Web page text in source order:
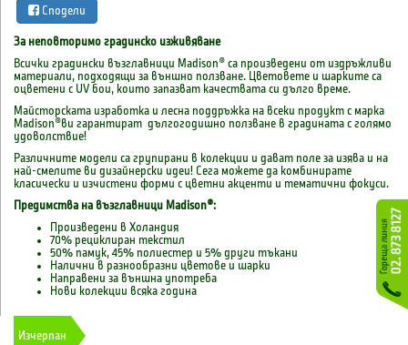
Сподели
За неповторимо градинско изживяване
Всички градински възглавници Madison® са произведени от издръжливи
материали, подходящи за външно ползване. Цветовете и шарките са
оцветени с UV бои, които запазват качествата си дълго време.
Майсторската изработка и лесна поддръжка на всеки продукт с марка
Madison®ви гарантират дългогодишно ползване в градината с голямо
удоволствие!
Различните модели са групирани в колекции и дават поле за изява и на
най-смелите ви дизайнерски идеи! Сега можете да комбинирате
класически и изчистени форми с цветни акценти и тематични фокуси.
Предимства на възглавници Madison®:
Произведени в Холандия
70% рециклиран текстил
50% памук, 45% полиестер и 5% други тъкани
Налични в разнообразни цветове и шарки
Направени за външна употреба
Нови колекции всяка година
Изчерпан